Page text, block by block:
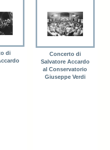
di
Concerto di
Salvatore Accardo
al Conservatorio
Giuseppe Verdi